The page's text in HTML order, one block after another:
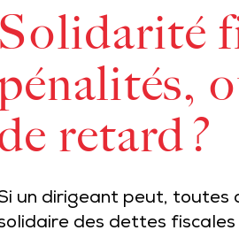
Solidarité
retard ?
un dirigeant peut, toutes
des dettes